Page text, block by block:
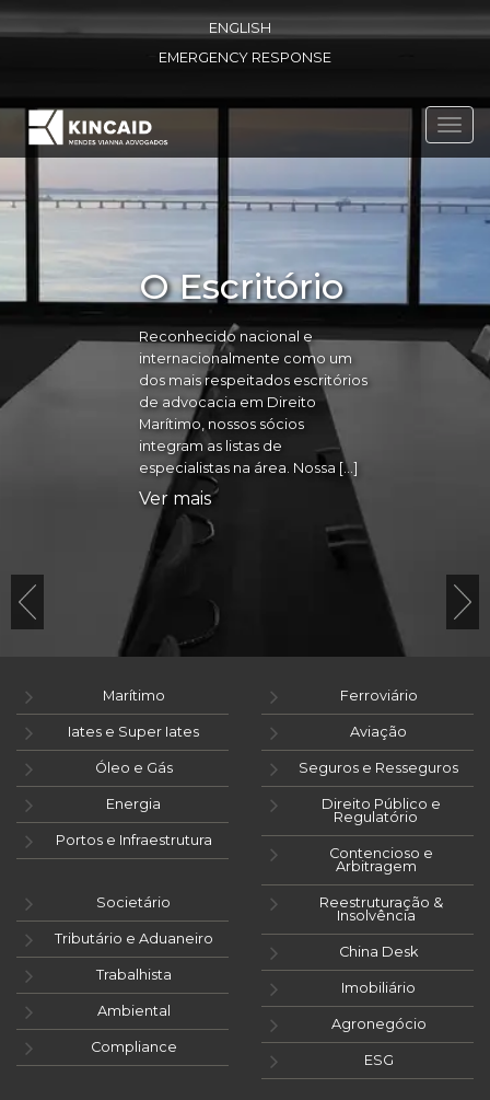
ENGLISH
EMERGENCY RESPONSE
O Escritório
Reconhecido nacional e
internacionalmente como um
dos mais respeitados escritórios
de advocacia em Direito
Marítimo, nossos sócios
integram as listas de
especialistas na área. Nossa […]
Ver mais
Marítimo
Iates e Super Iates
Óleo e Gás
Energia
Portos e Infraestrutura
Ferroviário
Aviação
Seguros e Resseguros
Direito Público e
Regulatório
Contencioso e
Arbitragem
Societário
Tributário e Aduaneiro
Trabalhista
Ambiental
Compliance
Reestruturação &
Insolvência
China Desk
Imobiliário
Agronegócio
ESG